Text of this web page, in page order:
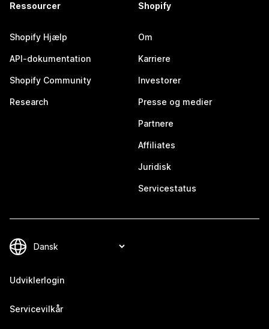
Ressourcer
Shopify Hjælp
API-dokumentation
Shopify Community
Research
Shopify
Om
Karriere
Investorer
Presse og medier
Partnere
Affiliates
Juridisk
Servicestatus
Udviklerlogin
Servicevilkår